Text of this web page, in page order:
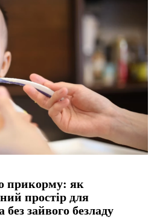
прикорму: як
простір для
зайвого безладу